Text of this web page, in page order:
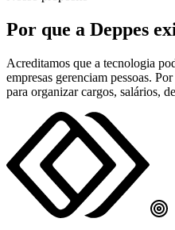
Por que a Deppes
Acreditamos que a tecnologia
empresas gerenciam pessoas.
para organizar cargos, salários,